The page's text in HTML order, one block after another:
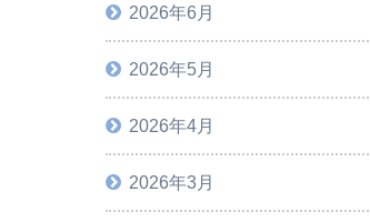
2026年6月
2026年5月
2026年4月
2026年3月